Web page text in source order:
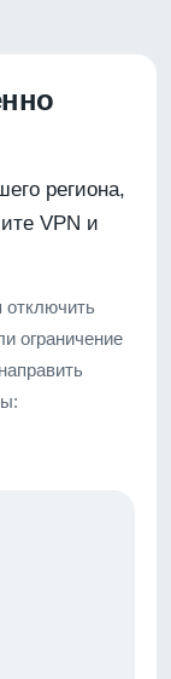
региона,
VPN и
отключить
ограничение